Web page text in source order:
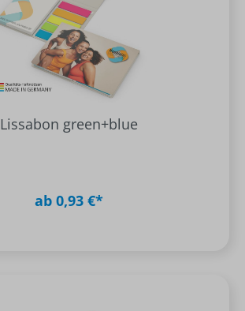
Lissabon green+blue
ab 0,93 €*